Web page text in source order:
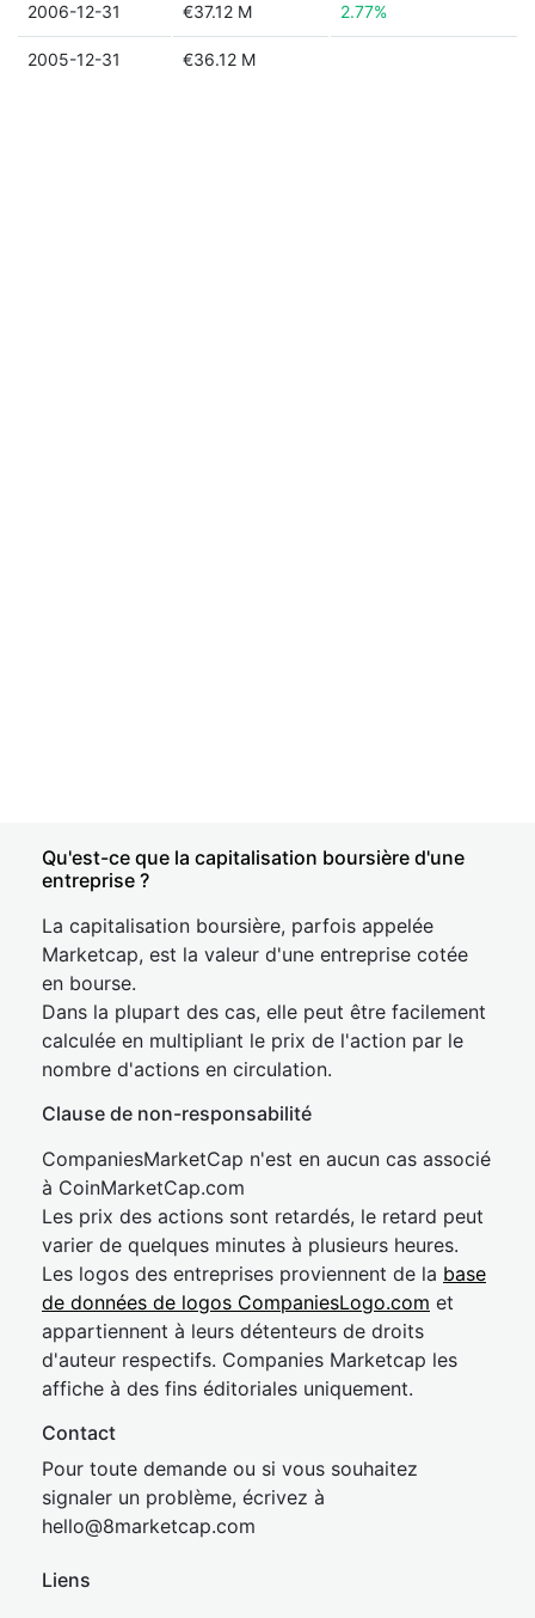
2006-12-31 €37.12 M 2.77%
2005-12-31 €36.12 M
Qu'est-ce que la capitalisation boursière d'une
entreprise ?
La capitalisation boursière, parfois appelée
Marketcap, est la valeur d'une entreprise cotée
en bourse.
Dans la plupart des cas, elle peut être facilement
calculée en multipliant le prix de l'action par le
nombre d'actions en circulation.
Clause de non-responsabilité
CompaniesMarketCap n'est en aucun cas associé
à CoinMarketCap.com
Les prix des actions sont retardés, le retard peut
varier de quelques minutes à plusieurs heures.
Les logos des entreprises proviennent de la base
de données de logos CompaniesLogo.com et
appartiennent à leurs détenteurs de droits
d'auteur respectifs. Companies Marketcap les
affiche à des fins éditoriales uniquement.
Contact
Pour toute demande ou si vous souhaitez
signaler un problème, écrivez à
hello@8marketcap.com
Liens